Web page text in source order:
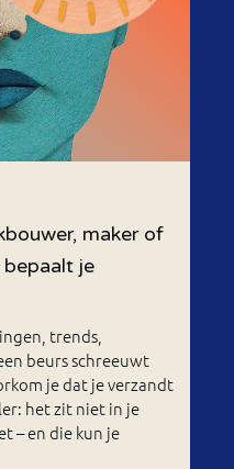
maker of
je
trends,
beurs schreeuwt
je dat je verzandt
het zit niet in je
– en die kun je